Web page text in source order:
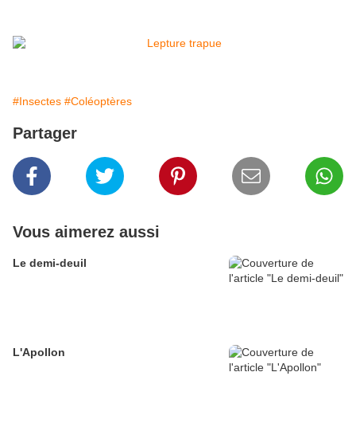
#Insectes #Coléoptères
Partager
Vous aimerez aussi
Le demi-deuil
L'Apollon